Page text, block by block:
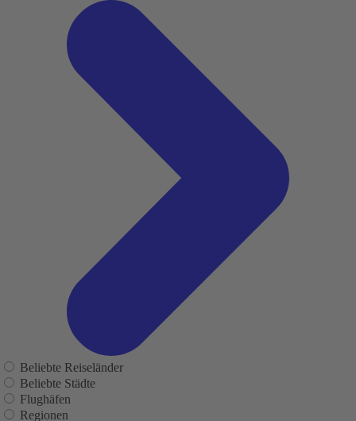
Beliebte Reiseländer
Beliebte Städte
Flughäfen
Regionen